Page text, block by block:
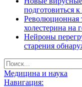
подготовиться
Революционная
холестерина на
Нейроны
старения
Медицина и наука
Навигация: